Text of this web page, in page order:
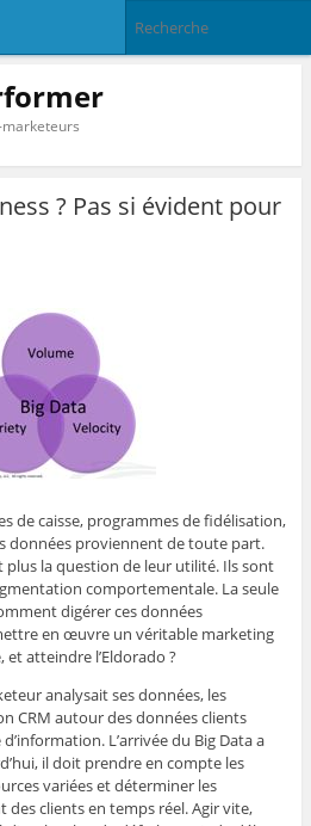
? Pas si évident pour
de caisse, programmes de fidélisation,
données proviennent de toute part.
plus la question de leur utilité. Ils sont
comportementale. La seule
digérer ces données
en œuvre un véritable marketing
atteindre l’Eldorado ?
analysait ses données, les
CRM autour des données clients
L’arrivée du Big Data a
il doit prendre en compte les
variées et déterminer les
clients en temps réel. Agir vite,